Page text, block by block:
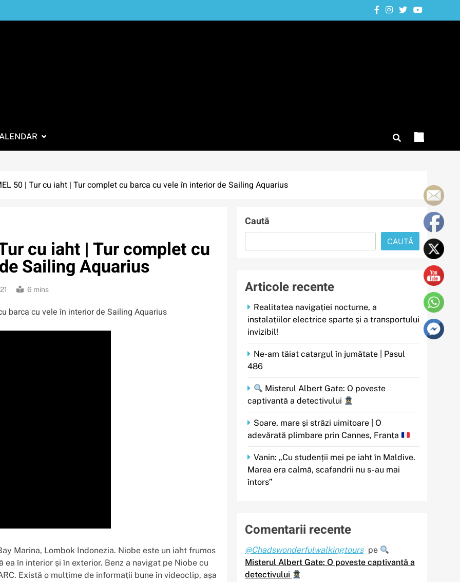
50 | Tur cu iaht | Tur complet cu barca cu vele în interior de Sailing Aquarius
cu iaht | Tur complet cu
Sailing Aquarius
21 6 mins
Marina, Lombok Indonezia. Niobe este un iaht frumos
în interior și în exterior. Benz a navigat pe Niobe cu
Există o mulțime de informații bune în videoclip, așa
Caută
CAUTĂ
Articole recente
Realitatea navigației nocturne, a
instalațiilor electrice sparte și a transportului
invizibil!
Ne-am tăiat catargul în jumătate | Pasul
486
Misterul Albert Gate: O poveste
captivantă a detectivului
Soare, mare și străzi uimitoare | O
adevărată plimbare prin Cannes, Franța
Vanin: „Cu studenții mei pe iaht în Maldive.
Marea era calmă, scafandrii nu s-au mai
întors”
Comentarii recente
@Chadswonderfulwalkingtours pe
Misterul Albert Gate: O poveste captivantă a
detectivului